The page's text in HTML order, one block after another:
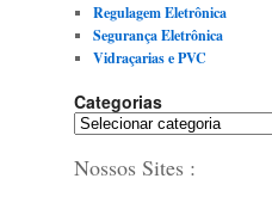
Regulagem Eletrônica
Segurança Eletrônica
Vidraçarias e PVC
Categorias
C
tNossos Sites :